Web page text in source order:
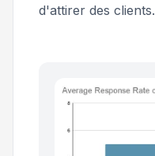
d'attirer des clients.